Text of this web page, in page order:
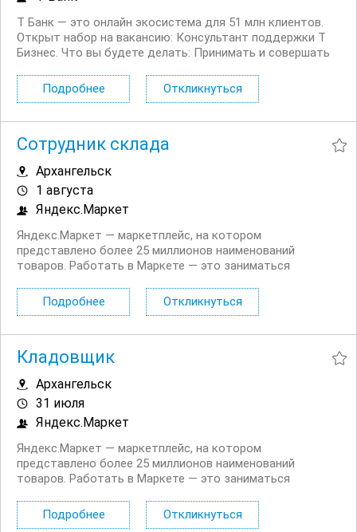
Т Банк — это онлайн экосистема для 51 млн клиентов.
Открыт набор на вакансию: Консультант поддержки Т
Бизнес. Что вы будете делать: Принимать и совершать
вопросы, связанные как с продуктами компании, так и с
внешними факторами: гос....
Подробнее Откликнуться
Сотрудник склада
Архангельск
1 августа
Яндекс.Маркет
Яндекс.Маркет — маркетплейс, на котором
представлено более 25 миллионов наименований
товаров. Работать в Маркете — это заниматься
высокоскоростными людьми, быстро реагировать на
изменения и помогать друг другу. Приглашаем
Подробнее Откликнуться
Кладовщик
Архангельск
31 июля
Яндекс.Маркет
Яндекс.Маркет — маркетплейс, на котором
представлено более 25 миллионов наименований
товаров. Работать в Маркете — это заниматься
высокоскоростными людьми, быстро реагировать на
изменения и помогать друг другу. Приглашаем
Подробнее Откликнуться